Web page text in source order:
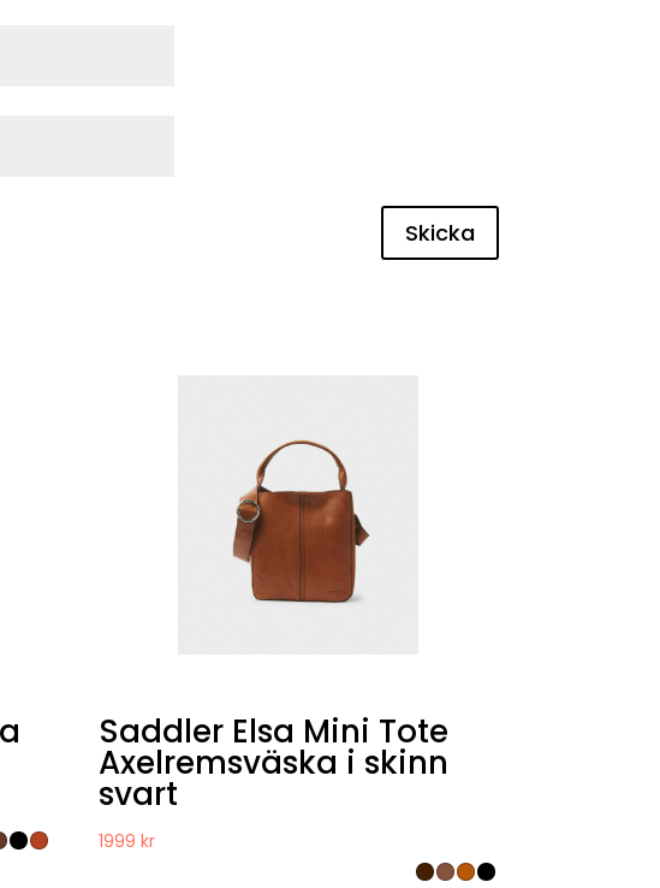
Skicka
Saddler Elsa Mini Tote
Axelremsväska i skinn
svart
1999kr